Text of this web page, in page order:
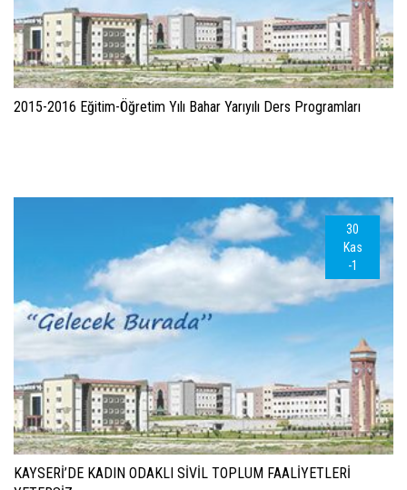
2015-2016 Eğitim-Öğretim Yılı Bahar Yarıyılı Ders Programları
30
Kas
-1
KAYSERİ’DE KADIN ODAKLI SİVİL TOPLUM FAALİYETLERİ